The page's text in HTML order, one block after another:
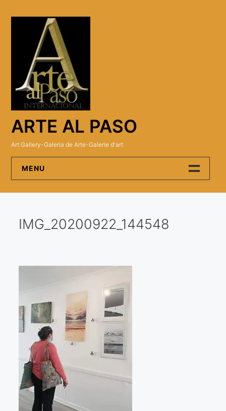
ARTE AL PASO
Art Gallery-Galeria de Arte-Galerie d'art
MENU
Artistas
Visitas a los ateliers o talleres de artistas
Presse
Qué dicen de nosotros?
Aviso legal
Política de cookies
Expositions
Bruit de gommettes Paris 2025
IMG_20200922_144548